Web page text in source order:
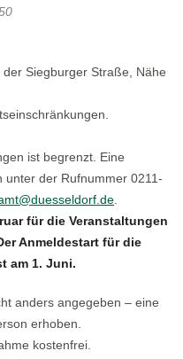
Siegburger Straße, Nähe
ist begrenzt. Eine
unter der Rufnummer 0211-
.
für die Veranstaltungen
Anmeldestart für die
am 1. Juni.
anders angegeben – eine
erhoben.
kostenfrei.